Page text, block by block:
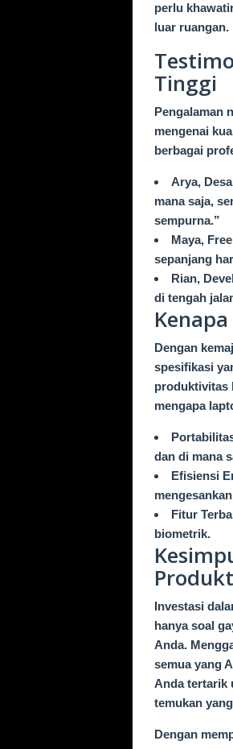
perlu
luar ruangan.
Tinggi
Pengalaman
mengenai
berbagai
Arya,
mana saja,
sempurna.”
Maya,
sepanjang
Rian,
di tengah
Dengan
spesifikasi
produktivitas
mengapa
dan di mana
Efisiensi
Fitur
biometrik.
Investasi
hanya soal
Anda.
semua yang
Anda tertarik
temukan
Dengan